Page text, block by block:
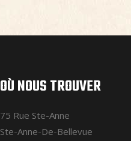
OÙ NOUS TROUVER
75 Rue Ste-Anne
Ste-Anne-De-Bellevue